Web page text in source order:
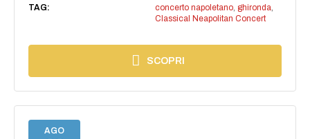
TAG:
concerto napoletano, ghironda
Classical Neapolitan Concert
SCOPRI
AGO